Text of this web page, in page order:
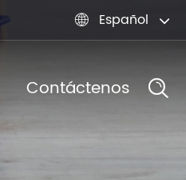
 Español
Contáctenos